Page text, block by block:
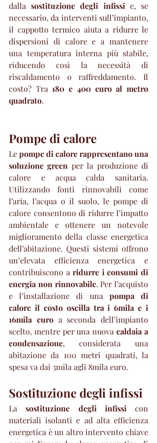
dalla sostituzione degli infissi e, se
necessario, da interventi sull’impianto,
il cappotto termico aiuta a ridurre le
dispersioni di calore e a mantenere
una temperatura interna più stabile,
riducendo così la necessità di
riscaldamento o raffreddamento. Il
costo? Tra 180 e 400 euro al metro
quadrato.
Pompe di calore
Le pompe di calore rappresentano una
soluzione green per la produzione di
calore e acqua calda sanitaria.
Utilizzando fonti rinnovabili come
l’aria, l’acqua o il suolo, le pompe di
calore consentono di ridurre l’impatto
ambientale e ottenere un notevole
miglioramento della classe energetica
dell’abitazione. Questi sistemi offrono
un’elevata efficienza energetica e
contribuiscono a ridurre i consumi di
energia non rinnovabile. Per l’acquisto
e l’installazione di una pompa di
calore il costo oscilla tra i 6mila e i
16mila euro a seconda dell’impianto
scelto, mentre per una nuova caldaia a
condensazione, considerata una
abitazione da 100 metri quadrati, la
spesa va dai 3mila agli 8mila euro.
Sostituzione degli infissi
La sostituzione degli infissi con
materiali isolanti e ad alta efficienza
energetica è un altro intervento chiave